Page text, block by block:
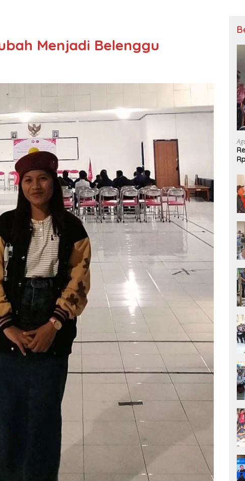
Menjadi Belenggu